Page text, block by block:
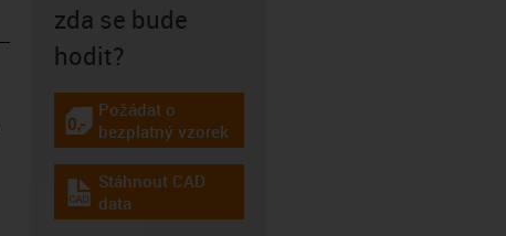
zda se bude
hodit?
igus-icon-gratismuster
Požádat o
bezplatný vzorek
igus-icon-cad-dateien
Stáhnout CAD
data